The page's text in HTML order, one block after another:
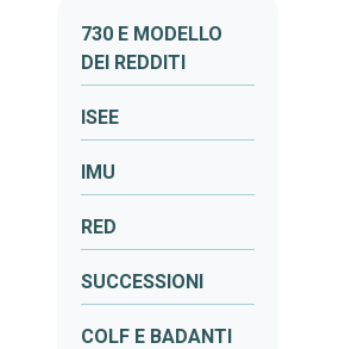
730 E MODELLO
DEI REDDITI
ISEE
IMU
RED
SUCCESSIONI
COLF E BADANTI